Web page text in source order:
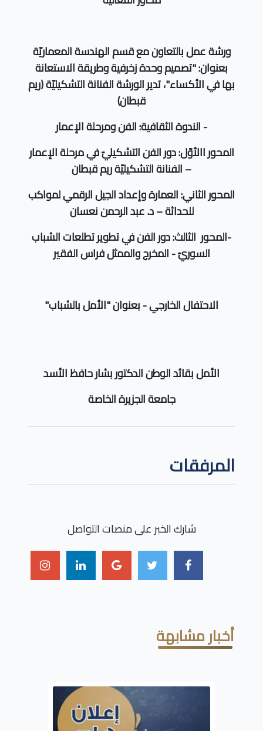
ورشة عمل بالتعاون مع قسم الهندسة المعماريّة
بعنوان: "تصميم وحدة زخرفية وطريقة الاستعانة
بها في الأكساء"، تدير الورشة الفنانة التشكيليّة (ريم
قبطان)
- الندوة الثقافية: الفن ومرحلة الإعمار
المحور االأوّل: دور الفن التشكيليّ في مرحلة الإعمار
– الفنانة التشكيليّة ريم قبطان
المحور الثاني: العمارة وإعداد الجيل الرقمي لمواكب
للحداثة – د. عبد الرحمن نعسان
-المحور الثالث: دور الفن في تطوير تطلعات الشباب
السوريّ - المخرج والممثل فراس الفقير
الاحتفال الخارجي - بعنوان "الأمل بالشباب"
الأمل بقائد الوطن الدكتور بشار حافظ الأسد
جامعة الجزيرة الخاصة
المرفقات
شارك الخبر على منصات التواصل
أخبار مشابهة